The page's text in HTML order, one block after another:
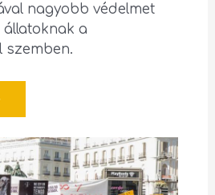
nagyobb védelmet
a
szemben.